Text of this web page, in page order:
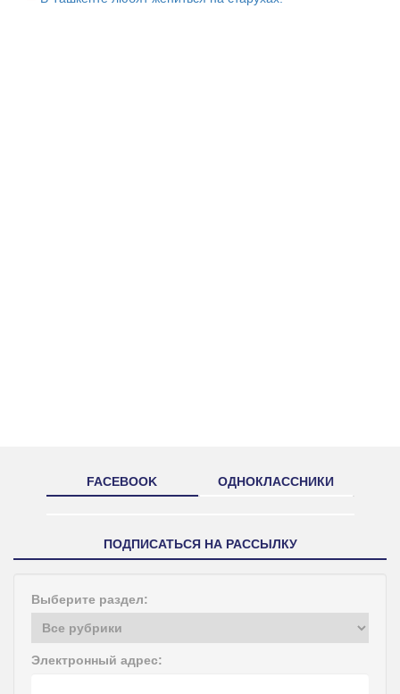
FACEBOOK ОДНОКЛАССНИКИ
ПОДПИСАТЬСЯ НА РАССЫЛКУ
Выберите раздел:
Электронный адрес: